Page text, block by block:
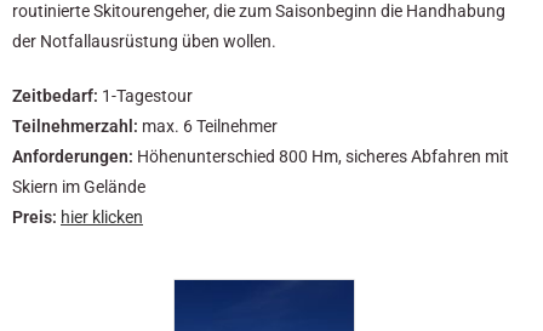
routinierte Skitourengeher, die zum Saisonbeginn die Handhabung
der Notfallausrüstung üben wollen.
Zeitbedarf: 1-Tagestour
Teilnehmerzahl: max. 6 Teilnehmer
Anforderungen: Höhenunterschied 800 Hm, sicheres Abfahren mit
Skiern im Gelände
Preis: hier klicken